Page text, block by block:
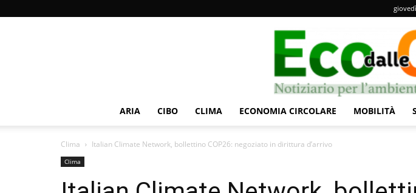
ARIA CIBO CLIMA ECONOMIA CIRCOLARE MOBILITÀ
Clima Italian Climate Network, bollettino COP26: negoziato in dirittura d’arrivo
Clima